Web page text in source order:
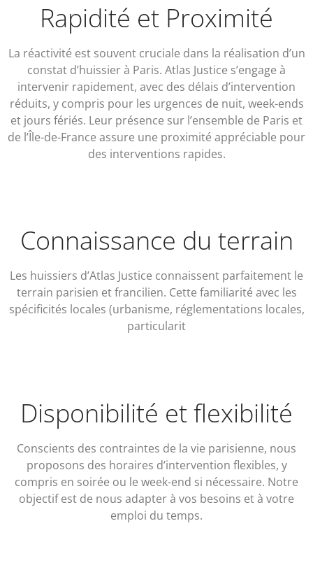
Rapidité et Proximité
La réactivité est souvent cruciale dans la réalisation d’un
constat d’huissier à Paris. Atlas Justice s’engage à
intervenir rapidement, avec des délais d’intervention
réduits, y compris pour les urgences de nuit, week-ends
et jours fériés. Leur présence sur l’ensemble de Paris et
de l’Île-de-France assure une proximité appréciable pour
des interventions rapides.
Connaissance du terrain
Les huissiers d’Atlas Justice connaissent parfaitement le
terrain parisien et francilien. Cette familiarité avec les
spécificités locales (urbanisme, réglementations locales,
particularit
Disponibilité et flexibilité
Conscients des contraintes de la vie parisienne, nous
proposons des horaires d’intervention flexibles, y
compris en soirée ou le week-end si nécessaire. Notre
objectif est de nous adapter à vos besoins et à votre
emploi du temps.